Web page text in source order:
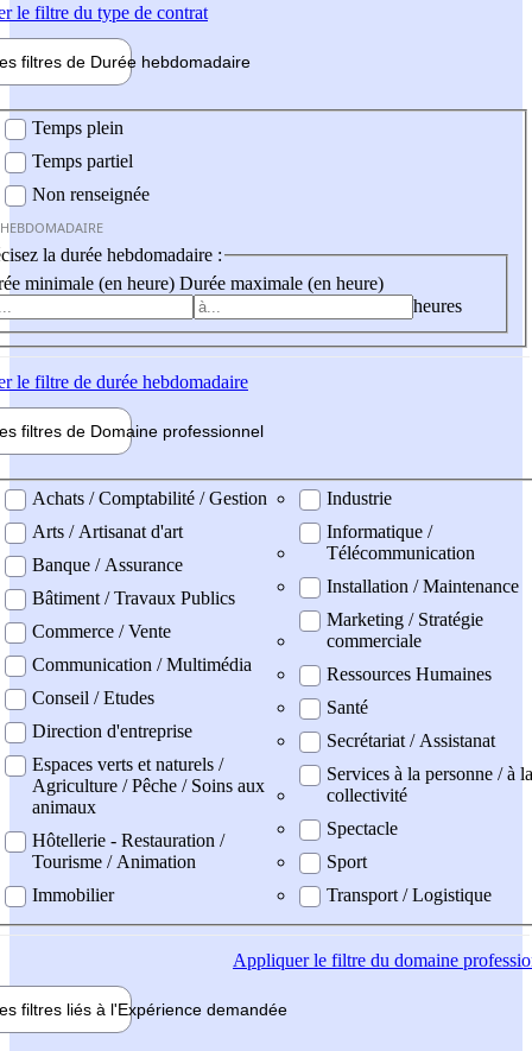
le filtre du type de contrat
filtres de Durée hebdomadaire
Temps plein
Temps partiel
Non renseignée
la durée hebdomadaire :
minimale (en heure) Durée maximale (en heure)
heures
le filtre de durée hebdomadaire
filtres de Domaine professionnel
professionel
Achats / Comptabilité / Gestion
Arts / Artisanat d'art
Banque / Assurance
Bâtiment / Travaux Publics
Commerce / Vente
Communication / Multimédia
Conseil / Etudes
Direction d'entreprise
Espaces verts et naturels /
Agriculture / Pêche / Soins aux
animaux
Hôtellerie - Restauration /
Tourisme / Animation
Immobilier
Industrie
Informatique /
Télécommunication
Installation / Maintenance
Marketing / Stratégie
commerciale
Ressources Humaines
Santé
Secrétariat / Assistanat
Services à la personne / à la
collectivité
Spectacle
Sport
Transport / Logistique
Appliquerle filtre du domaine
filtres liés à l'Expérience demandée